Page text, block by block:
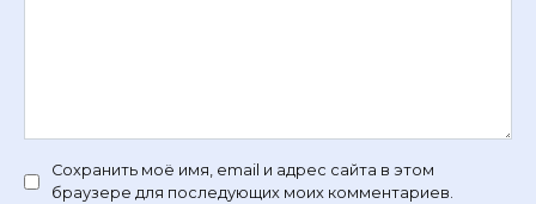
Сохранить моё имя, email и адрес сайта в этом
браузере для последующих моих комментариев.